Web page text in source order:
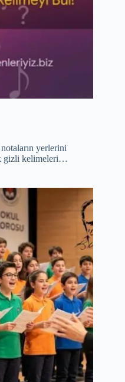
yerlerini
gizli kelimeleri…